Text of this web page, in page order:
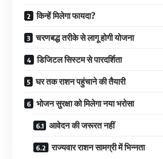
किन्हें मिलेगा फायदा?
चरणबद्ध तरीके से लागू होगी योजना
डिजिटल सिस्टम से पारदर्शिता
घर तक राशन पहुंचाने की तैयारी
भोजन सुरक्षा को मिलेगा नया भरोसा
आवेदन की जरूरत नहीं
राज्यवार राशन सामग्री में भिन्नता